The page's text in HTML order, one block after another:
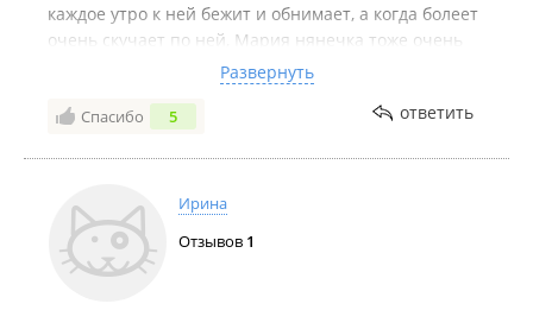
каждое утро к ней бежит и обнимает, а когда болеет
очень скучает по ней, Мария нянечка тоже очень
хорошая детки любят ее, выражаю слова безмерной
благодарности, знаю всегда что с ребёнком будет
все в порядке, так как Светлана Васильевна
Развернуть
Спасибо 5 ответить
Ирина
Отзывов 1